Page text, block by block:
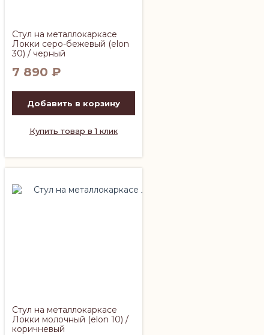
Стул на металлокаркасе
Локки серо-бежевый (elon
30) / черный
7 890 ₽
Добавить в корзину
Купить товар в 1 клик
Стул на металлокаркасе
Локки молочный (elon 10) /
коричневый